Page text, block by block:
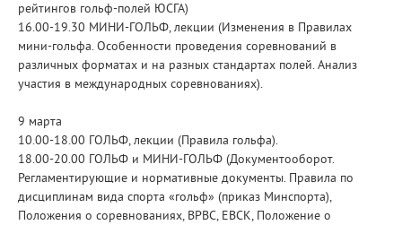
рейтингов гольф-полей ЮСГА)
16.00-19.30 МИНИ-ГОЛЬФ, лекции (Изменения в Правилах
мини-гольфа. Особенности проведения соревнований в
различных форматах и на разных стандартах полей. Анализ
участия в международных соревнованиях).
9 марта
10.00-18.00 ГОЛЬФ, лекции (Правила гольфа).
18.00-20.00 ГОЛЬФ и МИНИ-ГОЛЬФ (Документооборот.
Регламентирующие и нормативные документы. Правила по
дисциплинам вида спорта «гольф» (приказ Минспорта),
Положения о соревнованиях, ВРВС, ЕВСК, Положение о